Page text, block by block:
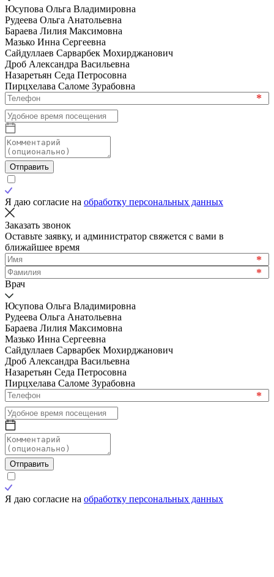
Юсупова Ольга Владимировна
Рудеева Ольга Анатольевна
Бараева Лилия Максимовна
Мазько Инна Сергеевна
Сайдуллаев Сарварбек Мохирджанович
Дроб Александра Васильевна
Назаретьян Седа Петросовна
Пирцхелава Саломе Зурабовна
*
Отправить
Я даю согласие на обработку персональных данных
Заказать звонок
Оставьте заявку, и администратор свяжется с вами в
ближайшее время
*
*
Врач
Юсупова Ольга Владимировна
Рудеева Ольга Анатольевна
Бараева Лилия Максимовна
Мазько Инна Сергеевна
Сайдуллаев Сарварбек Мохирджанович
Дроб Александра Васильевна
Назаретьян Седа Петросовна
Пирцхелава Саломе Зурабовна
*
Отправить
Я даю согласие на обработку персональных данных